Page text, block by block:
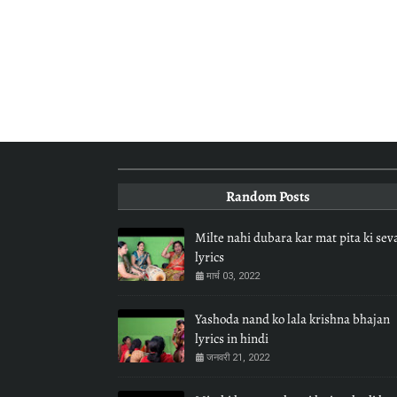
Random Posts
Milte nahi dubara kar mat pita ki
lyrics
मार्च 03, 2022
Yashoda nand ko lala krishna bhajan
lyrics in hindi
जनवरी 21, 2022